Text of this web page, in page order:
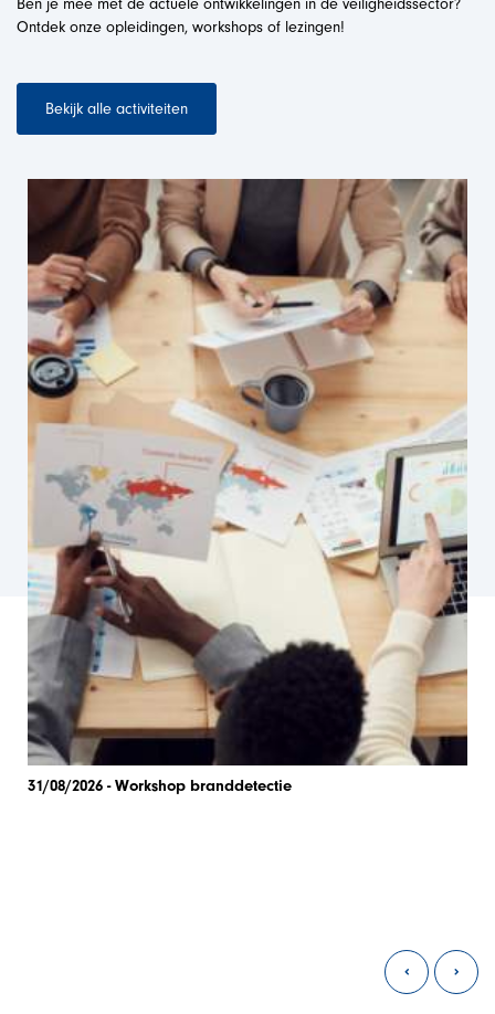
Ben je mee met de actuele ontwikkelingen in de veiligheidssector?
Ontdek onze opleidingen, workshops of lezingen!
Bekijk alle activiteiten
31/08/2026 - Workshop branddetectie